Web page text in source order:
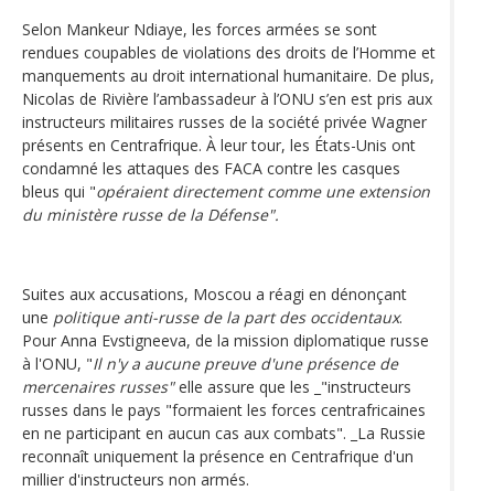
Selon Mankeur Ndiaye, les forces armées se sont
rendues coupables de violations des droits de l’Homme et
manquements au droit international humanitaire. De plus,
Nicolas de Rivière l’ambassadeur à l’ONU s’en est pris aux
instructeurs militaires russes de la société privée Wagner
présents en Centrafrique. À leur tour, les États-Unis ont
condamné les attaques des FACA contre les casques
bleus qui "opéraient directement comme une extension
du ministère russe de la Défense".
Suites aux accusations, Moscou a réagi en dénonçant
une politique anti-russe de la part des occidentaux.
Pour Anna Evstigneeva, de la mission diplomatique russe
à l'ONU, "Il n'y a aucune preuve d'une présence de
mercenaires russes"elle assure que les _"instructeurs
russes dans le pays "formaient les forces centrafricaines
en ne participant en aucun cas aux combats". _La Russie
reconnaît uniquement la présence en Centrafrique d'un
millier d'instructeurs non armés.